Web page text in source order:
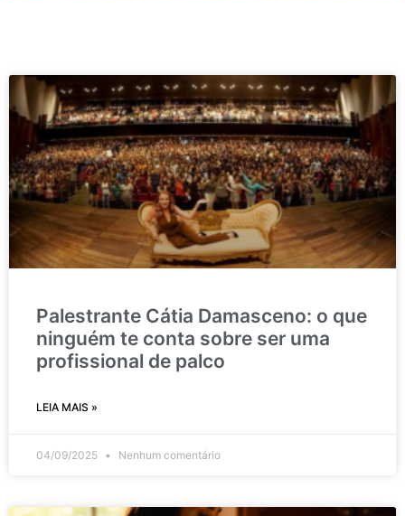
Palestrante Cátia Damasceno: o que
ninguém te conta sobre ser uma
profissional de palco
LEIA MAIS »
04/09/2025 Nenhum comentário